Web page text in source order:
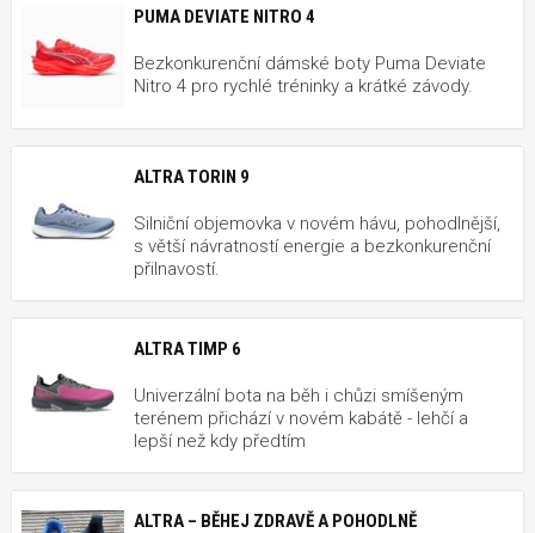
PUMA DEVIATE NITRO 4
Bezkonkurenční dámské boty Puma Deviate
Nitro 4 pro rychlé tréninky a krátké závody.
ALTRA TORIN 9
Silniční objemovka v novém hávu, pohodlnější,
s větší návratností energie a bezkonkurenční
přilnavostí.
ALTRA TIMP 6
Univerzální bota na běh i chůzi smíšeným
terénem přichází v novém kabátě - lehčí a
lepší než kdy předtím
ALTRA – BĚHEJ ZDRAVĚ A POHODLNĚ